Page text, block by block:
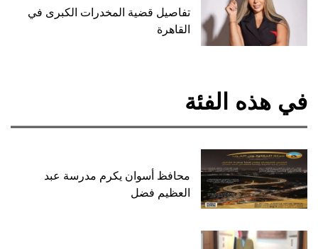
تفاصيل قضية المخدرات الكبرى في
القاهرة
في هذه الفئة
محافظ أسوان يكرم مدرسة عبد
العظيم فضل